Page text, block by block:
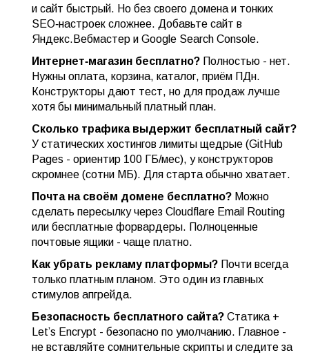
и сайт быстрый. Но без своего домена и тонких
SEO‑настроек сложнее. Добавьте сайт в
Яндекс.Вебмастер и Google Search Console.
Интернет‑магазин бесплатно? Полностью - нет.
Нужны оплата, корзина, каталог, приём ПДн.
Конструкторы дают тест, но для продаж лучше
хотя бы минимальный платный план.
Сколько трафика выдержит бесплатный сайт?
У статических хостингов лимиты щедрые (GitHub
Pages - ориентир 100 ГБ/мес), у конструкторов
скромнее (сотни МБ). Для старта обычно хватает.
Почта на своём домене бесплатно? Можно
сделать пересылку через Cloudflare Email Routing
или бесплатные форвардеры. Полноценные
почтовые ящики - чаще платно.
Как убрать рекламу платформы? Почти всегда
только платным планом. Это один из главных
стимулов апгрейда.
Безопасность бесплатного сайта? Статика +
Let’s Encrypt - безопасно по умолчанию. Главное -
не вставляйте сомнительные скрипты и следите за